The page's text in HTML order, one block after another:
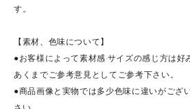
す。
【素材、色味について】
●お客様によって素材感·サイズの感じ方は
あくまでご参考意見としてご参考下さい。
●商品画像と実物では多少色味に違いがござ